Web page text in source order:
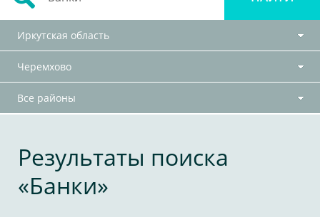
Иркутская область
Черемхово
Все районы
Результаты поиска
«Банки»